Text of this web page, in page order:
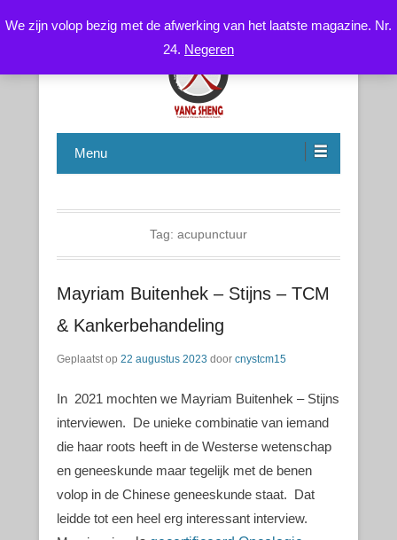
We zijn volop bezig met de afwerking van het laatste magazine. Nr.
24. Negeren
CNYS-TCM
Menu
Tag: acupunctuur
Mayriam Buitenhek – Stijns – TCM
& Kankerbehandeling
Geplaatst op 22 augustus 2023 door cnystcm15
In 2021 mochten we Mayriam Buitenhek – Stijns
interviewen. De unieke combinatie van iemand
die haar roots heeft in de Westerse wetenschap
en geneeskunde maar tegelijk met de benen
volop in de Chinese geneeskunde staat. Dat
leidde tot een heel erg interessant interview.